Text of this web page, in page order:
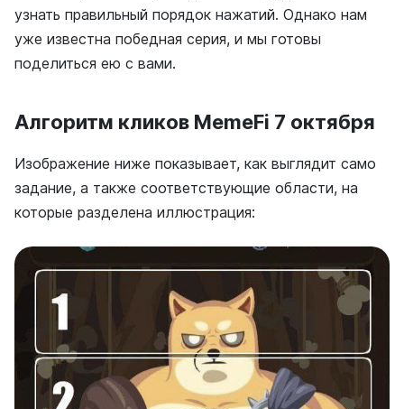
узнать правильный порядок нажатий. Однако нам
уже известна победная серия, и мы готовы
поделиться ею с вами.
Алгоритм кликов MemeFi 7 октября
Изображение ниже показывает, как выглядит само
задание, а также соответствующие области, на
которые разделена иллюстрация: